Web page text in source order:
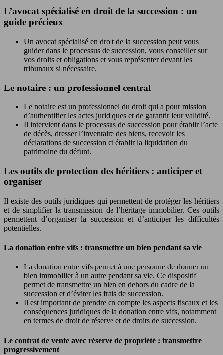
L’avocat spécialisé en droit de la succession : un
guide précieux
Un avocat spécialisé en droit de la succession peut vous
guider dans le processus de succession, vous conseiller sur
vos droits et obligations et vous représenter devant les
tribunaux si nécessaire.
Le notaire : un professionnel central
Le notaire est un professionnel du droit qui a pour mission
d’authentifier les actes juridiques et de garantir leur validité.
Il intervient dans le processus de succession pour établir l’acte
de décès, dresser l’inventaire des biens, recevoir les
déclarations de succession et établir la liquidation du
patrimoine du défunt.
Les outils de protection des héritiers : anticiper et
organiser
Il existe des outils juridiques qui permettent de protéger les héritiers
et de simplifier la transmission de l’héritage immobilier. Ces outils
permettent d’organiser la succession et d’anticiper les difficultés
potentielles.
La donation entre vifs : transmettre un bien pendant sa vie
La donation entre vifs permet à une personne de donner un
bien immobilier à un autre pendant sa vie. Ce dispositif
permet de transmettre un bien en dehors du cadre de la
succession et d’éviter les frais de succession.
Il est important de prendre en compte les aspects fiscaux et les
conséquences juridiques de la donation entre vifs, notamment
en termes de droit de réserve et de droits de succession.
Le contrat de vente avec réserve de propriété : transmettre
progressivement